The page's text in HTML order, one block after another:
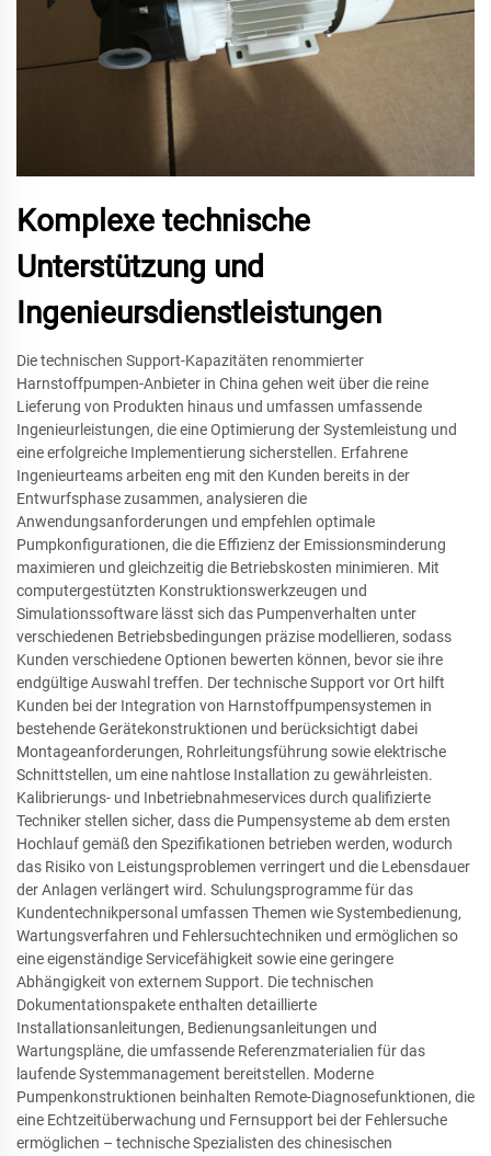
Komplexe technische
Unterstützung und
Ingenieursdienstleistungen
Die technischen Support-Kapazitäten renommierter
Harnstoffpumpen-Anbieter in China gehen weit über die reine
Lieferung von Produkten hinaus und umfassen umfassende
Ingenieurleistungen, die eine Optimierung der Systemleistung und
eine erfolgreiche Implementierung sicherstellen. Erfahrene
Ingenieurteams arbeiten eng mit den Kunden bereits in der
Entwurfsphase zusammen, analysieren die
Anwendungsanforderungen und empfehlen optimale
Pumpkonfigurationen, die die Effizienz der Emissionsminderung
maximieren und gleichzeitig die Betriebskosten minimieren. Mit
computergestützten Konstruktionswerkzeugen und
Simulationssoftware lässt sich das Pumpenverhalten unter
verschiedenen Betriebsbedingungen präzise modellieren, sodass
Kunden verschiedene Optionen bewerten können, bevor sie ihre
endgültige Auswahl treffen. Der technische Support vor Ort hilft
Kunden bei der Integration von Harnstoffpumpensystemen in
bestehende Gerätekonstruktionen und berücksichtigt dabei
Montageanforderungen, Rohrleitungsführung sowie elektrische
Schnittstellen, um eine nahtlose Installation zu gewährleisten.
Kalibrierungs- und Inbetriebnahmeservices durch qualifizierte
Techniker stellen sicher, dass die Pumpensysteme ab dem ersten
Hochlauf gemäß den Spezifikationen betrieben werden, wodurch
das Risiko von Leistungsproblemen verringert und die Lebensdauer
der Anlagen verlängert wird. Schulungsprogramme für das
Kundentechnikpersonal umfassen Themen wie Systembedienung,
Wartungsverfahren und Fehlersuchtechniken und ermöglichen so
eine eigenständige Servicefähigkeit sowie eine geringere
Abhängigkeit von externem Support. Die technischen
Dokumentationspakete enthalten detaillierte
Installationsanleitungen, Bedienungsanleitungen und
Wartungspläne, die umfassende Referenzmaterialien für das
laufende Systemmanagement bereitstellen. Moderne
Pumpenkonstruktionen beinhalten Remote-Diagnosefunktionen, die
eine Echtzeitüberwachung und Fernsupport bei der Fehlersuche
ermöglichen – technische Spezialisten des chinesischen